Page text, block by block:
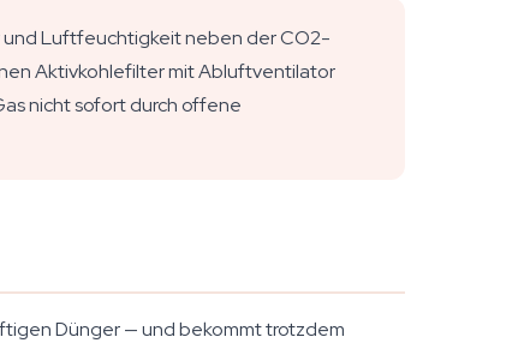
und Luftfeuchtigkeit neben der CO2-
Aktivkohlefilter mit Abluftventilator
nicht sofort durch offene
Dünger — und bekommt trotzdem